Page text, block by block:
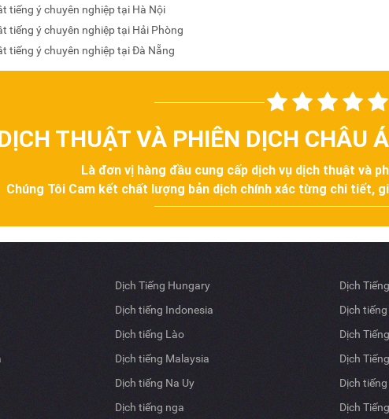
tiếng ý chuyên nghiệp tại Hà Nội
tiếng ý chuyên nghiệp tại Hải Phòng
tiếng ý chuyên nghiệp tại Đà Nẵng
THUẬT VÀ PHIÊN DỊCH CHÂU
Là đơn vị hàng đầu cung cấp dịch vụ dịch thuật và
Chúng Tôi Cam kết chất lượng bản dịch chính xác từng chi tiết,
Dịch Tiếng Hungary
Dịch tiếng Indonesia
Dịch tiếng Lào
Dịch tiếng Malaysia
Dịch tiếng Na Uy
Dịch tiếng nga
Dịch
Dịch tiếng
Dịch
Dịch
Dịch
Dịch